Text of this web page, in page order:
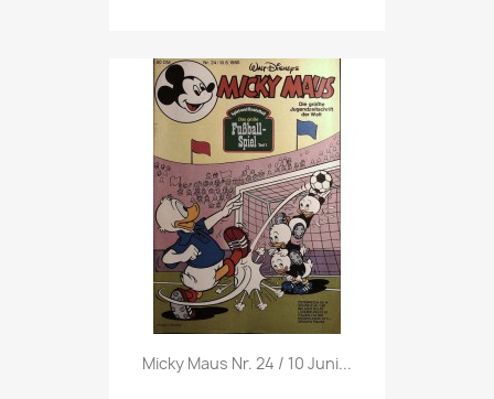
Vorschau
Micky Maus Nr. 24 / 10 Juni...